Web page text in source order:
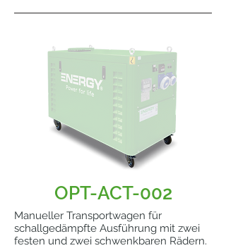
OPT-ACT-002
Manueller Transportwagen für
schallgedämpfte Ausführung mit zwei
festen und zwei schwenkbaren Rädern.